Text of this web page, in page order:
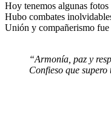
Hoy tenemos algunas
Hubo combates
Unión y compañerismo
“Armonía, paz y
Confieso que